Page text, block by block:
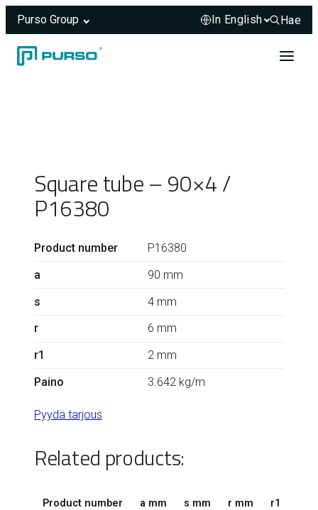
Purso Group
Hae
Hae
Square tube – 90×4 /
P16380
Product number
P16380
a
90 mm
s
4 mm
r
6 mm
r1
2 mm
Paino
3.642 kg/m
Pyydä tarjous
Related products:
Product number a mm s mm r mm r1 mm